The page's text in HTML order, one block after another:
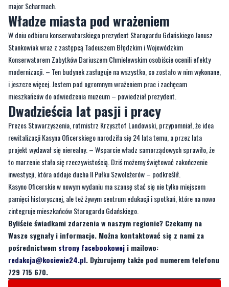
major Scharmach.
Władze miasta pod wrażeniem
W dniu odbioru konserwatorskiego prezydent Starogardu Gdańskiego Janusz
Stankowiak wraz z zastępcą Tadeuszem Błędzkim i Wojewódzkim
Konserwatorem Zabytków Dariuszem Chmielewskim osobiście ocenili efekty
modernizacji. – Ten budynek zasługuje na wszystko, co zostało w nim wykonane,
i jeszcze więcej. Jestem pod ogromnym wrażeniem prac i zachęcam
mieszkańców do odwiedzenia muzeum – powiedział prezydent.
Dwadzieścia lat pasji i pracy
Prezes Stowarzyszenia, rotmistrz Krzysztof Landowski, przypomniał, że idea
rewitalizacji Kasyna Oficerskiego narodziła się 24 lata temu, a przez lata
projekt wydawał się nierealny. – Wsparcie władz samorządowych sprawiło, że
to marzenie stało się rzeczywistością. Dziś możemy świętować zakończenie
inwestycji, która oddaje ducha II Pułku Szwoleżerów – podkreślił.
Kasyno Oficerskie w nowym wydaniu ma szansę stać się nie tylko miejscem
pamięci historycznej, ale też żywym centrum edukacji i spotkań, które na nowo
zintegruje mieszkańców Starogardu Gdańskiego.
Byliście świadkami zdarzenia w naszym regionie? Czekamy na
Wasze sygnały i informacje. Można kontaktować się z nami za
pośrednictwem strony facebookowej i mailowo:
redakcja@kociewie24.pl. Dyżurujemy także pod numerem telefonu
729 715 670.